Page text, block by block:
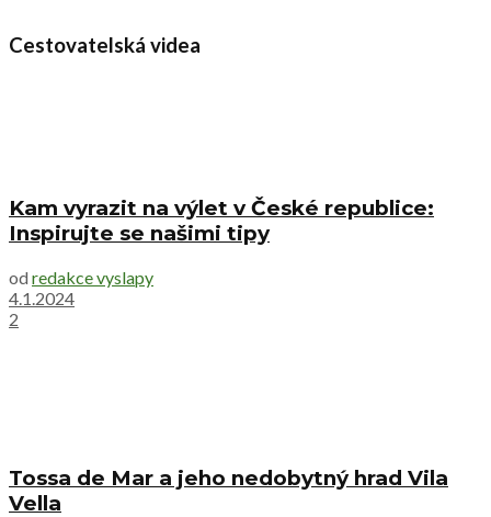
Cestovatelská videa
Kam vyrazit na výlet v České republice:
Inspirujte se našimi tipy
od redakce vyslapy
4.1.2024
2
Tossa de Mar a jeho nedobytný hrad Vila
Vella